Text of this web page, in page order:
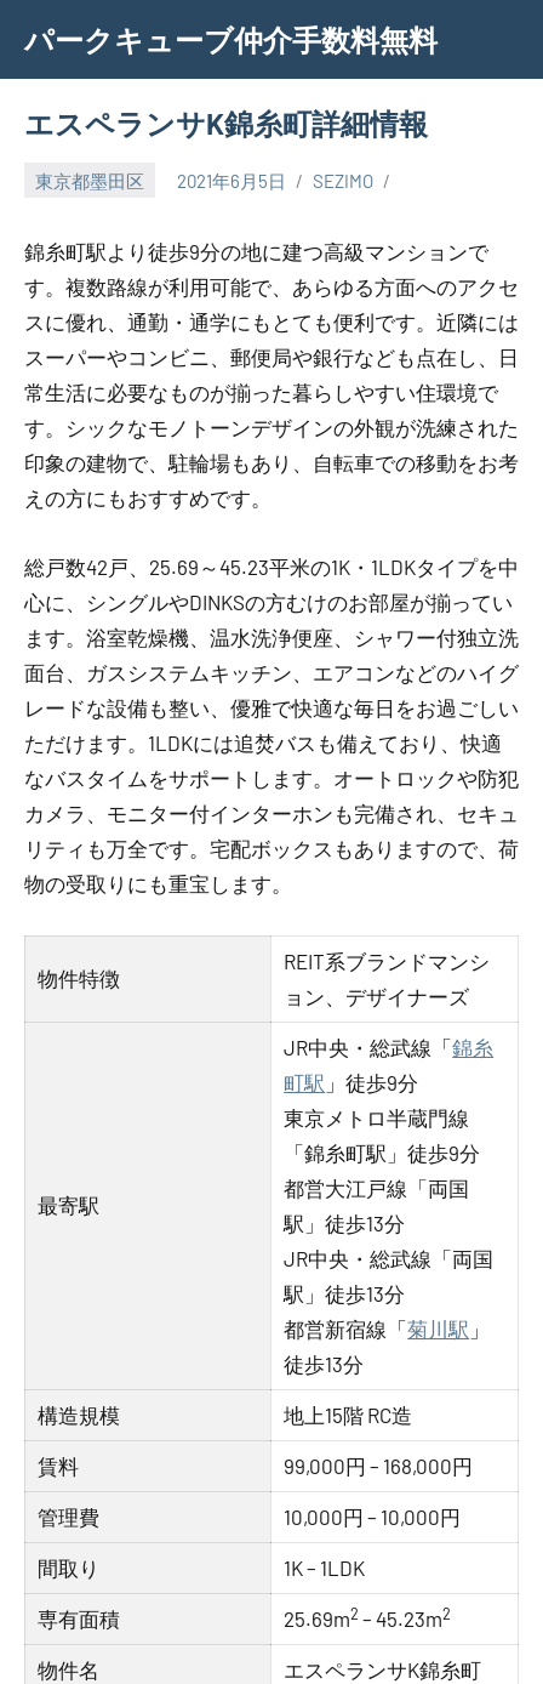
content
パークキューブ仲介手数料無料
エスペランサK錦糸町詳細情報
東京都墨田区 2021年6月5日 SEZIMO
錦糸町駅より徒歩9分の地に建つ高級マンションで
す。複数路線が利用可能で、あらゆる方面へのアクセ
スに優れ、通勤・通学にもとても便利です。近隣には
スーパーやコンビニ、郵便局や銀行なども点在し、日
常生活に必要なものが揃った暮らしやすい住環境で
す。シックなモノトーンデザインの外観が洗練された
印象の建物で、駐輪場もあり、自転車での移動をお考
えの方にもおすすめです。
総戸数42戸、25.69～45.23平米の1K・1LDKタイプを中
心に、シングルやDINKSの方むけのお部屋が揃ってい
ます。浴室乾燥機、温水洗浄便座、シャワー付独立洗
面台、ガスシステムキッチン、エアコンなどのハイグ
レードな設備も整い、優雅で快適な毎日をお過ごしい
ただけます。1LDKには追焚バスも備えており、快適
なバスタイムをサポートします。オートロックや防犯
カメラ、モニター付インターホンも完備され、セキュ
リティも万全です。宅配ボックスもありますので、荷
物の受取りにも重宝します。
物件特徴
REIT系ブランドマンシ
ョン、デザイナーズ
最寄駅
JR中央・総武線「錦糸
町駅 」徒歩9分
東京メトロ半蔵門線
「錦糸町駅」徒歩9分
都営大江戸線「両国
駅」徒歩13分
JR中央・総武線「両国
駅」徒歩13分
都営新宿線「菊川駅 」
徒歩13分
構造規模 地上15階 RC造
賃料 99,000円 – 168,000円
管理費 10,000円 – 10,000円
間取り 1K – 1LDK
専有面積 25.69m2 – 45.23m2
物件名 エスペランサK錦糸町